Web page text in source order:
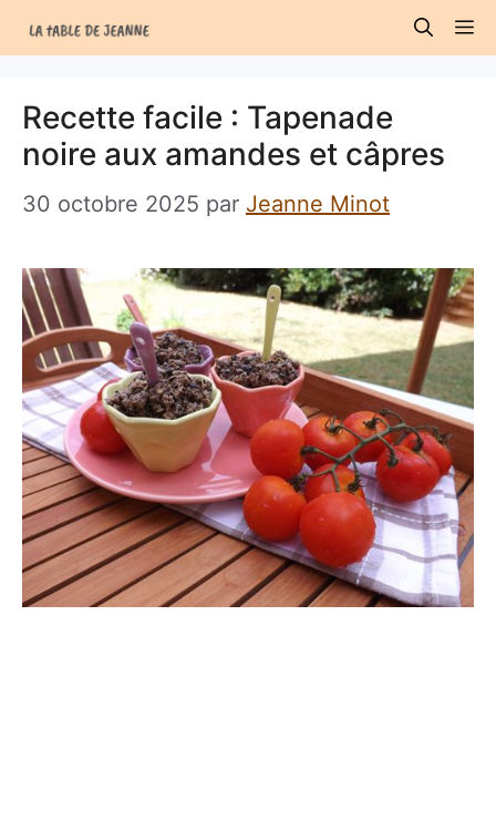
au
Recette facile : Tapenade
noire aux amandes et câpres
30 octobre 2025 par Jeanne Minot